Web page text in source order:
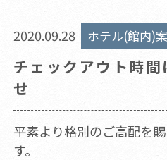
2020.09.28 ホテル(館内)
チェックアウト時
せ
平素より格別のご高配を
す。